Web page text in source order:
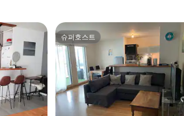
슈퍼호스트
슈퍼호스트